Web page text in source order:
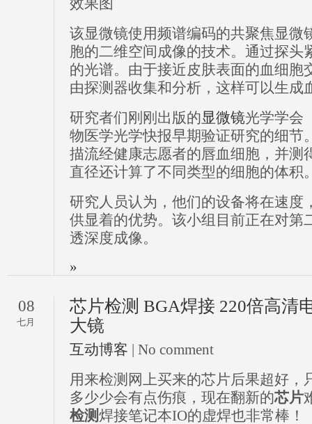
效果图
该显微镜使用频谱编码的共聚焦显微
胞的二维空间成像的技术。通过探头
的光谱。由于接近皮肤表面的血细胞
由探测器收集和分析，这样可以生成
研究者们刚刚出版的显微镜光学学会
物医学光学快报早期验证研究的细节
描流经健康志愿者的唇血细胞，并测
直径还计算了不同类型的细胞的体积
研究人员认为，他们的设备将在速度
供显着的优势。该小组目前正在对第
透深度成像。
»
08
七月
芯片检测 BGA焊接 220倍高清
大镜
互动博客 | No comment
用来检测网上买来的芯片后果超好，
多少少会有点伤痕，现在翻新的芯片
检测焊接笔记本IO的虚焊也非常棒！